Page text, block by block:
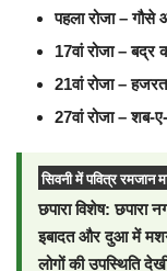
पहला रोजा –
17वां रोजा – बद्र
21वां रोजा –
27वां रोजा – शब-
सिवनी में पवित्र रमजान
छपारा विशेष: छपारा
इबादत और दुआ में
लोगों की उपस्थिति